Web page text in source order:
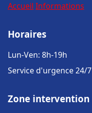
Accueil Informations
Horaires
Lun-Ven: 8h-19h
Service d'urgence 24/7
Zone intervention